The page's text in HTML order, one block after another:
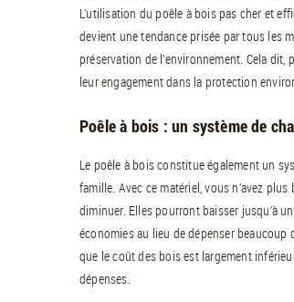
L’utilisation du poêle à bois pas cher et
devient une tendance prisée par tous les
préservation de l’environnement. Cela
leur engagement dans la protection
Poêle à bois : un système de
Le poêle à bois constitue également un
famille. Avec ce matériel, vous n’avez
diminuer. Elles pourront baisser jusqu’à
économies au lieu de dépenser
que le coût des bois est largement
dépenses.